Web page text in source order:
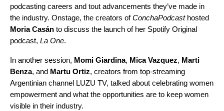
podcasting careers and tout advancements they’ve made in
the industry. Onstage, the creators ofConchaPodcasthosted
Moria Casán to discuss the launch of her Spotify Original
podcast, La One.
In another session, Momi Giardina, Mica Vazquez, Marti
Benza, and Martu Ortiz, creators from top-streaming
Argentinian channel LUZU TV, talked about celebrating women
empowerment and what the opportunities are to keep women
visible in their industry.